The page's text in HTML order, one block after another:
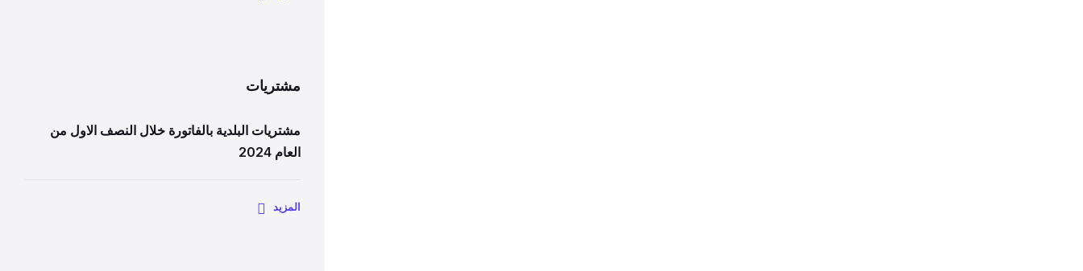
مشتريات
مشتريات البلدية بالفاتورة خلال النصف الاول من
العام 2024
المزيد